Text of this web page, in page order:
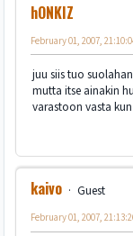
hONKIZ
February 01, 2007,
juu siis tuo
mutta itse ainakin
varastoon vasta
kaivo
Guest
February 01, 2007,